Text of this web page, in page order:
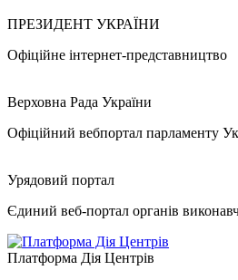
ПРЕЗИДЕНТ УКРАЇНИ
Офіційне інтернет-представництво
Верховна Рада України
Офіційний вебпортал парламенту
Урядовий портал
Єдиний веб-портал органів
Платформа Дія Центрів